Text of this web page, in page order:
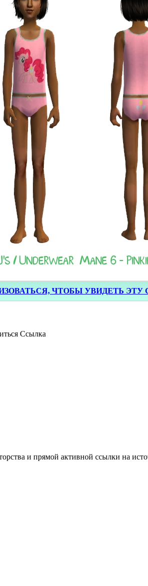
ЧТОБЫ УВИДЕТЬ ЭТУ
Ссылка
и прямой активной ссылки на